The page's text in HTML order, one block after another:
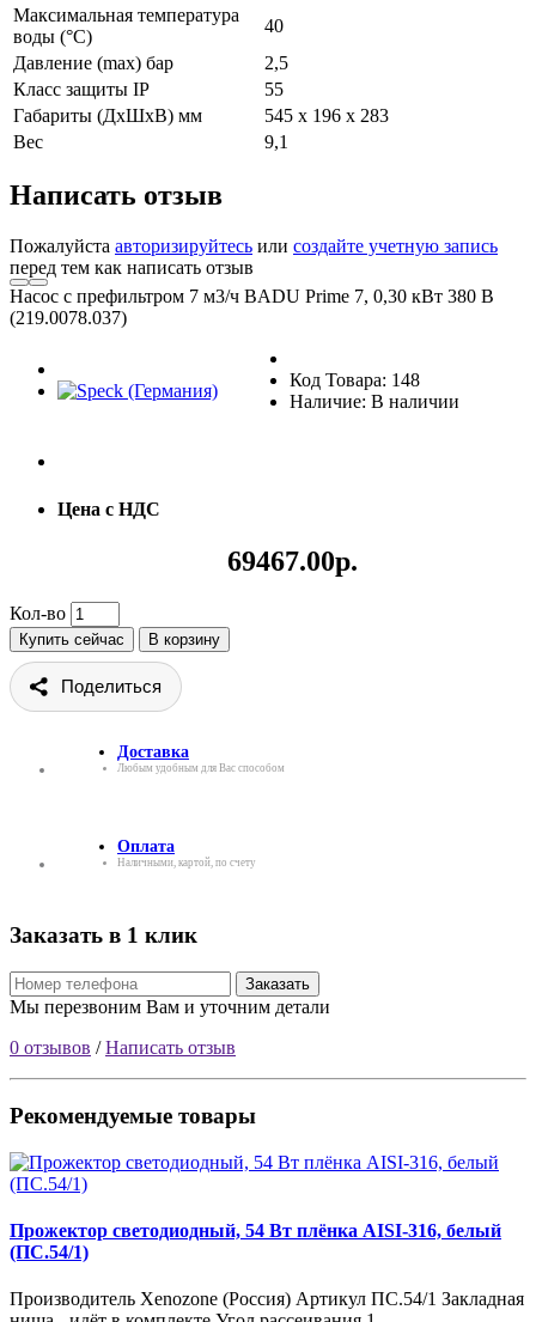
Максимальная температура
воды (°С)
40
Давление (max) бар
2,5
Класс защиты IP
55
Габариты (ДxШxВ) мм
545 x 196 x 283
Вес
9,1
Написать отзыв
Пожалуйста авторизируйтесь или создайте учетную запись
перед тем как написать отзыв
Насос с префильтром 7 м3/ч BADU Prime 7, 0,30 кВт 380 В
(219.0078.037)
Код Товара: 148
Наличие: В наличии
Цена с НДС
69467.00р.
Кол-во
Купить сейчас В корзину
Поделиться
Доставка
Любым удобным для Вас способом
Оплата
Наличными, картой, по счету
Заказать в 1 клик
Заказать
Мы перезвоним Вам и уточним детали
0 отзывов /Написать отзыв
Рекомендуемые товары
Прожектор светодиодный, 54 Вт плёнка AISI-316, белый
(ПС.54/1)
Производитель Xenozone (Россия) Артикул ПС.54/1 Закладная